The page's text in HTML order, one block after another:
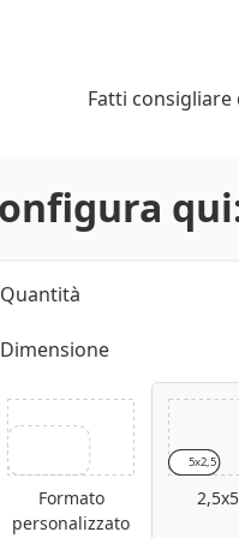
Fatti consigliare
Quantità
Dimensione
Formato
personalizzato
5x2,5